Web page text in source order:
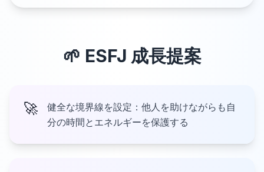
🌱 ESFJ 成長提案
🚀
健全な境界線を設定：他人を助けながらも自
分の時間とエネルギーを保護する